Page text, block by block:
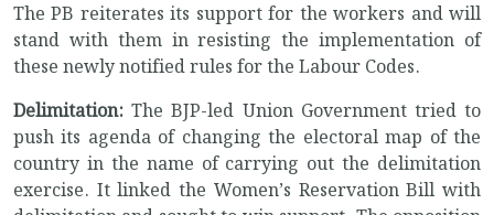
The PB reiterates its support for the workers and will
stand with them in resisting the implementation of
these newly notified rules for the Labour Codes.
Delimitation: The BJP-led Union Government tried to
push its agenda of changing the electoral map of the
country in the name of carrying out the delimitation
exercise. It linked the Women’s Reservation Bill with